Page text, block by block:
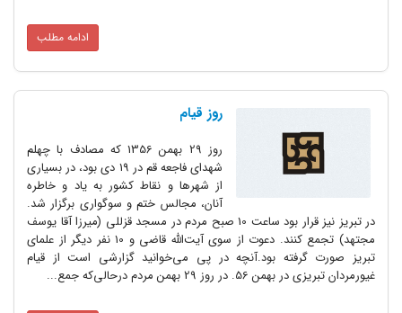
ادامه مطلب
روز قیام
روز 29 بهمن 1356 که مصادف با چهلم
شهدای فاجعه قم در 19 دی بود، در بسیاری
از شهرها و نقاط کشور به یاد و خاطره
آنان، مجالس ختم و سوگواری برگزار شد.
در تبریز نیز قرار بود ساعت 10 صبح مردم در مسجد قزللی (میرزا آقا یوسف
مجتهد) تجمع کنند. دعوت از سوی آیت‌الله قاضی و 10 نفر دیگر از علمای
تبریز صورت گرفته بود.آنچه در پی می‌خوانید گزارشی است از قیام
غیورمردان تبریزی در بهمن 56. در روز 29 بهمن مردم درحالی‌که جمع...